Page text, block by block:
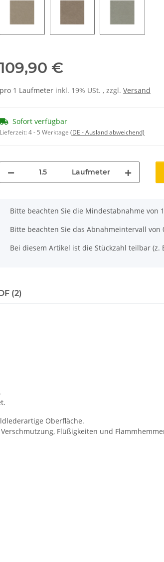
9047 almond green9078 green tea9161 pumice
pro 1 Laufmeter
Lieferzeit:4 - 5 Werktage
Bitte beachten Sie das Abnahmeintervall von
Bei diesem Artikel ist die Stückzahl teilbar (z.
Oberfläche.
Flüßigkeiten und